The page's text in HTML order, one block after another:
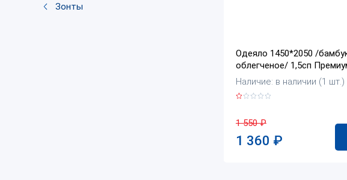
Зонты
Одеяло 1450*2050 /
облегченое/ 1,5сп
Наличие: в наличии (1 шт.)
1 550₽
1 360 ₽